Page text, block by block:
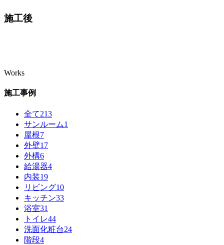
施工後
Works
施工事例
全て213
サンルーム1
屋根7
外壁17
外構6
給湯器4
内装19
リビング10
キッチン33
浴室31
トイレ44
洗面化粧台24
階段4